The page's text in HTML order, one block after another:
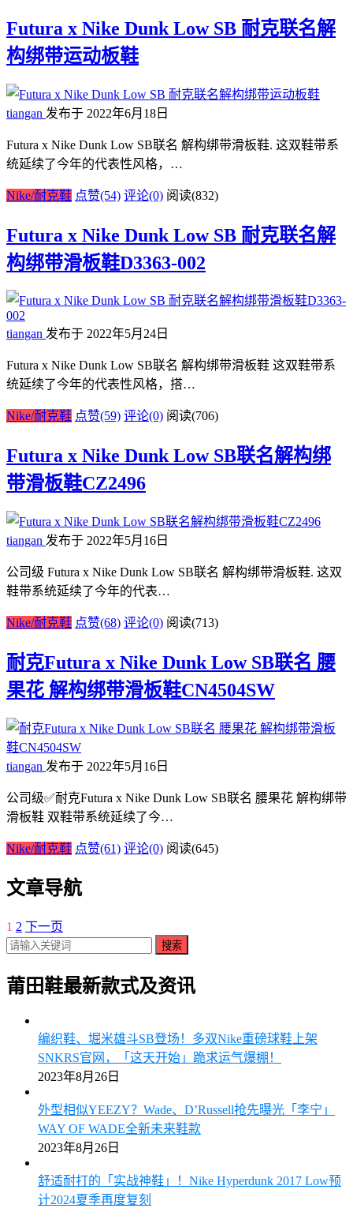
Futura x Nike Dunk Low SB 耐克联名解
构绑带运动板鞋
tiangan 发布于 2022年6月18日
Futura x Nike Dunk Low SB联名 解构绑带滑板鞋. 这双鞋带系
统延续了今年的代表性风格，…
Nike/耐克鞋 点赞(54) 评论(0) 阅读(832)
Futura x Nike Dunk Low SB 耐克联名解
构绑带滑板鞋D3363-002
tiangan 发布于 2022年5月24日
Futura x Nike Dunk Low SB联名 解构绑带滑板鞋 这双鞋带系
统延续了今年的代表性风格，搭…
Nike/耐克鞋 点赞(59) 评论(0) 阅读(706)
Futura x Nike Dunk Low SB联名解构绑
带滑板鞋CZ2496
tiangan 发布于 2022年5月16日
公司级 Futura x Nike Dunk Low SB联名 解构绑带滑板鞋. 这双
鞋带系统延续了今年的代表…
Nike/耐克鞋 点赞(68) 评论(0) 阅读(713)
耐克Futura x Nike Dunk Low SB联名 腰
果花 解构绑带滑板鞋CN4504SW
tiangan 发布于 2022年5月16日
公司级✅耐克Futura x Nike Dunk Low SB联名 腰果花 解构绑带
滑板鞋 双鞋带系统延续了今…
Nike/耐克鞋 点赞(61) 评论(0) 阅读(645)
文章导航
1 2 下一页
搜索
莆田鞋最新款式及资讯
编织鞋、堀米雄斗SB登场！多双Nike重磅球鞋上架
SNKRS官网，「这天开始」跪求运气爆棚！
2023年8月26日
外型相似YEEZY？Wade、D’Russell抢先曝光「李宁」
WAY OF WADE全新未来鞋款
2023年8月26日
舒适耐打的「实战神鞋」！Nike Hyperdunk 2017 Low预
计2024夏季再度复刻